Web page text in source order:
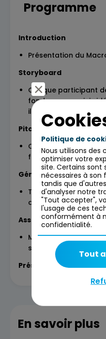
Programme
Introduction
Présentation du
Storyboard
Chaque participant
fond pour sa mini
illustration.
Pitch
Chaque concept de
feedback
Génération des Assets
Temps de
d’IA Gen. (Son,
Assemblage
Montage des assets
secondes)
Présentation
En savoir plus
Politique de
Nous utilisons des
optimiser votre
site. Certains
nécessaires à
tandis que
d'analyser notre
"Tout accepter",
l'usage de ces
conformément à
confidentialité.
Tout